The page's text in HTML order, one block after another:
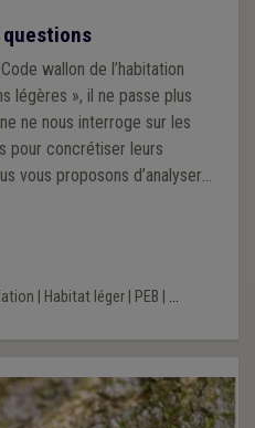
wallon de l’habitation
légères », il ne passe plus
ne nous interroge sur les
pour concrétiser leurs
vous proposons d’analyser
posées, majoritairement
Habitat léger| PEB ...